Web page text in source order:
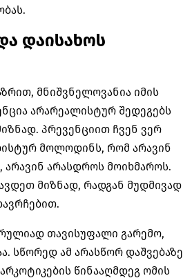
დაისახოს
მნიშვნელოვანია იმის
არარეალისტურ შედეგებს
პრევენციით ჩვენ ვერ
მოლოდინს, რომ არავინ
არავინ არასდროს მოიხმაროს.
მიზნად, რადგან მუდმივად
თავისუფალი გარემო,
სწორედ ამ არასწორ დაშვებაზე
წინააღმდეგ ომის